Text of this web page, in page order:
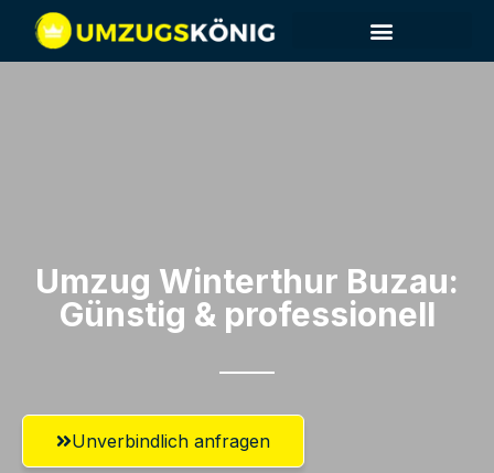
Umzug Winterthur​ Buzau:
Günstig & professionell​
Unverbindlich anfragen